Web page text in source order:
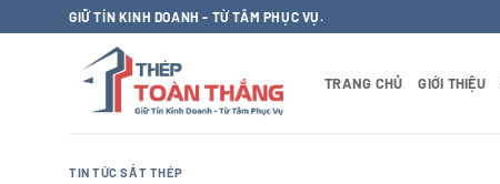
qua
GIỮ TÍN KINH DOANH - TỪ TÂM PHỤC VỤ.
TRANG CHỦ GIỚI THIỆU
TIN TỨC SẮT THÉP